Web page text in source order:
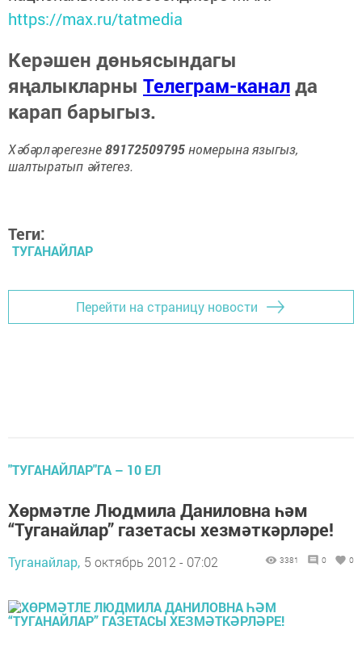
https://max.ru/tatmedia
Керәшен дөньясындагы
яңалыкларны Телеграм-каналда
карап барыгыз.
Хәбәрләрегезне89172509795номерына языгыз,
шалтыратып әйтегез.
Теги:
ТУГАНАЙЛАР
Перейти на страницу новости
"ТУГАНАЙЛАР"ГА – 10 ЕЛ
Хөрмәтле Людмила Даниловна һәм
“Туганайлар” газетасы хезмәткәрләре!
Туганайлар, 5 октябрь 2012 - 07:02 3381 0 0